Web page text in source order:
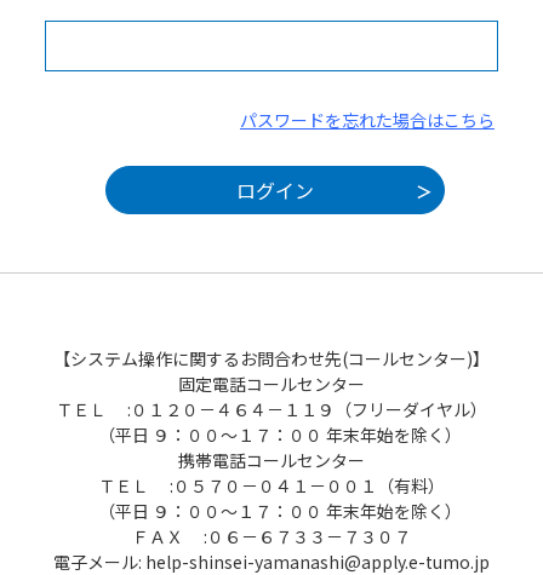
パスワードを忘れた場合はこちら
【システム操作に関するお問合わせ先(コールセンター)】
固定電話コールセンター
ＴＥＬ :０１２０－４６４－１１９（フリーダイヤル）
（平日 ９：００～１７：００ 年末年始を除く）
携帯電話コールセンター
ＴＥＬ :０５７０－０４１－００１（有料）
（平日 ９：００～１７：００ 年末年始を除く）
ＦＡＸ :０６－６７３３－７３０７
電子メール: help-shinsei-yamanashi@apply.e-tumo.jp